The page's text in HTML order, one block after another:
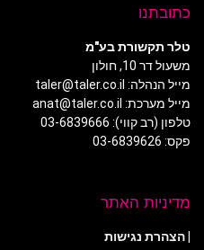
כתובתנו
טלר תקשורת בע"מ
משעול דר 10, חולון
מייל הנהלה: taler@taler.co.il
מייל מערכת: anat@taler.co.il
טלפון (רב קווי): 03-6839666
פקס: 03-6839626
מדיניות האתר
|הצהרת נגישות